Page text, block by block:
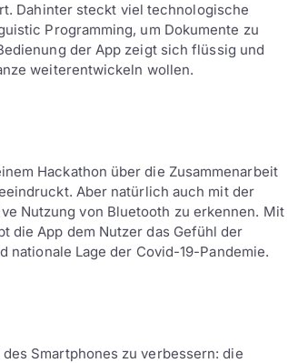
Dahinter steckt viel technologische
Programming, um Dokumente zu
der App zeigt sich flüssig und
weiterentwickeln wollen.
Hackathon über die Zusammenarbeit
Aber natürlich auch mit der
Nutzung von Bluetooth zu erkennen. Mit
die App dem Nutzer das Gefühl der
Lage der Covid-19-Pandemie.
Smartphones zu verbessern: die